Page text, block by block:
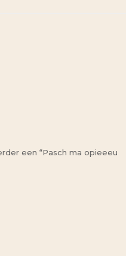
een “Pasch ma opieeeu